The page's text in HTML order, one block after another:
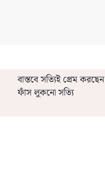
বাস্তবে সত্যিই প্রেম
ফাঁস লুকনো সত্যি
মিশর কোচ কেন 'এক্স'